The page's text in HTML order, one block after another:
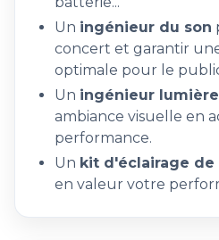
Un ingénieur du son
concert et garantir
optimale pour le
Un ingénieur lumière
ambiance visuelle en
performance.
Un kit d'éclairage de
en valeur votre